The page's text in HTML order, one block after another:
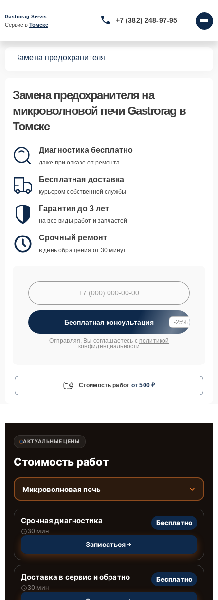
Gastrorag Servis
Сервис в Томске
+7 (382) 248-97-95
Замена предохранителя
Замена предохранителяна
микроволновой печи Gastrorag в
Томске
Диагностика бесплатно
даже при отказе от ремонта
Бесплатная доставка
курьером собственной службы
Гарантия до 3 лет
на все виды работ и запчастей
Срочный ремонт
в день обращения от 30 минут
Бесплатная консультация -25%
Отправляя, Вы соглашаетесь с политикой
конфиденциальности
Стоимость работ от 500 ₽
АКТУАЛЬНЫЕ ЦЕНЫ
Стоимость работ
Микроволновая печь
Срочная диагностика
30 мин
Бесплатно
Записаться
Доставка в сервис и обратно
30 мин
Бесплатно